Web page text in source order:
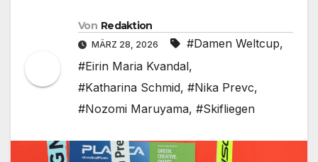
Von Redaktion
MÄRZ 28, 2026 #Damen Weltcup,
#Eirin Maria Kvandal,
#Katharina Schmid, #Nika Prevc,
#Nozomi Maruyama, #Skifliegen